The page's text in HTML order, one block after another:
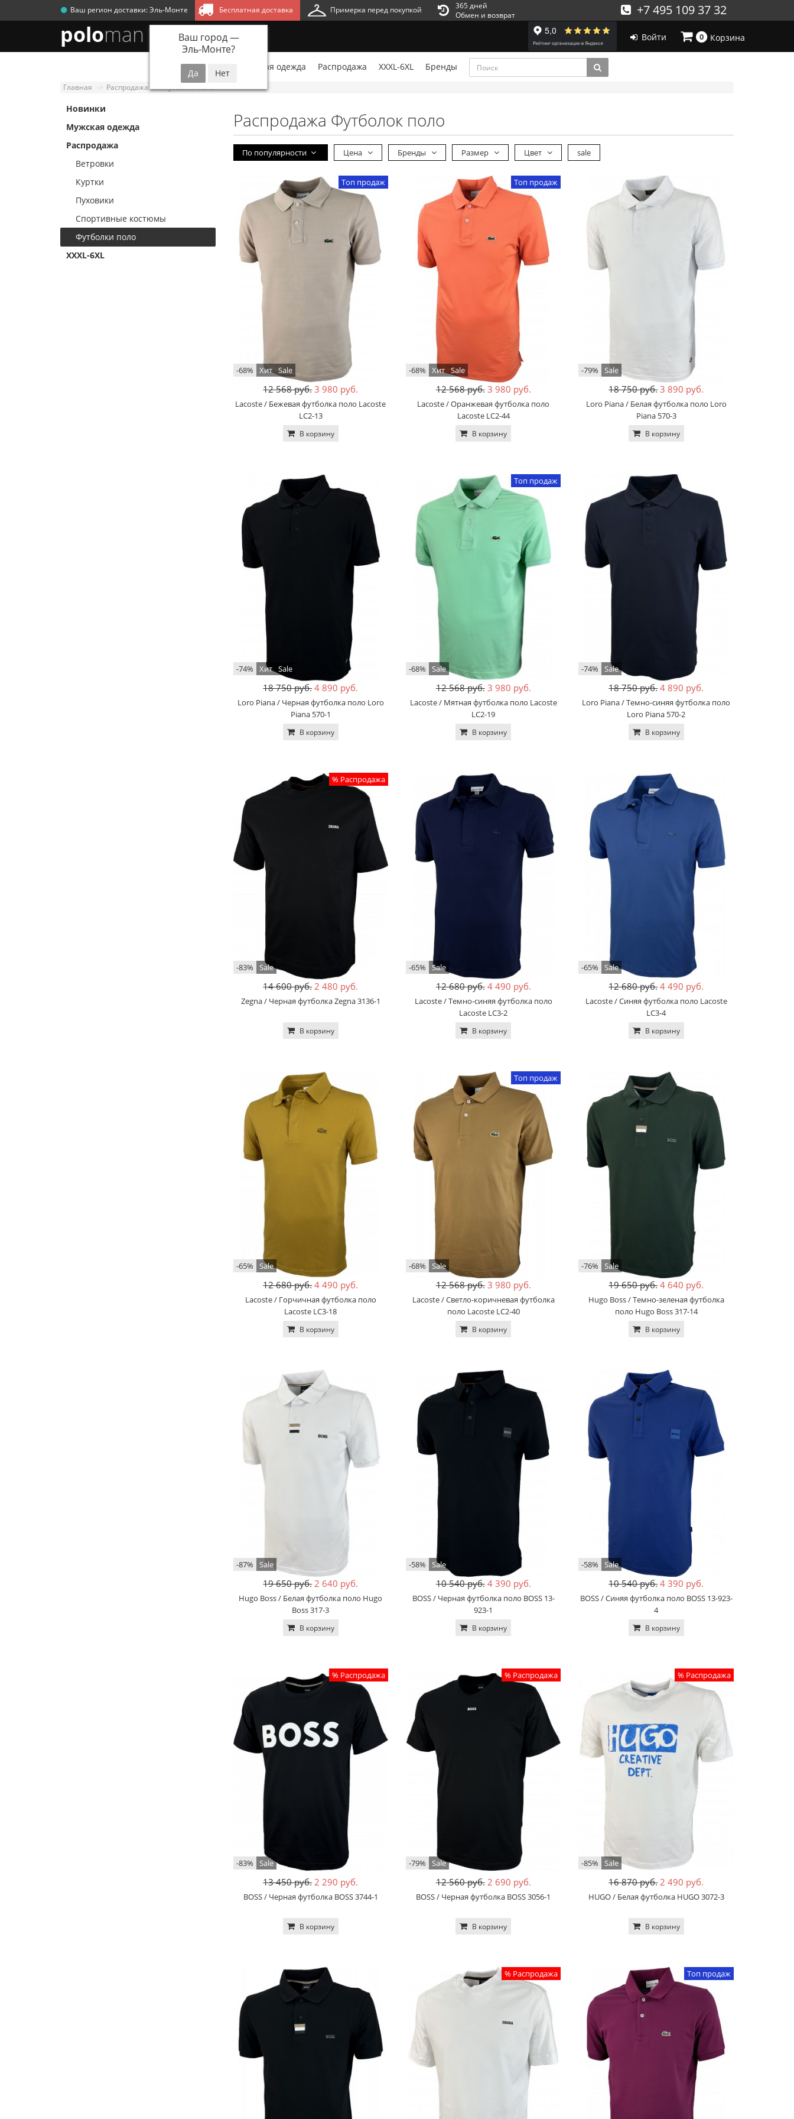
Ваш регион доставки:Эль-Монте
Ваш город —
Эль-Монте?
Бесплатная доставка Примерка перед покупкой
365 дней
Обмен и возврат
+7 495 109 37 32
Войти 0 Корзина
poloman
Новинки Мужская одежда Распродажа XXXL-6XL Бренды
Главная Распродажа Футболки поло
Новинки
Мужская одежда
Распродажа
Ветровки
Куртки
Пуховики
Спортивные костюмы
Футболки поло
XXXL-6XL
Распродажа Футболок поло
По популярности Цена Бренды Размер Цвет sale
Топ продаж
-68% Хит Sale
12 568 руб. 3 980 руб.
Lacoste / Бежевая футболка поло Lacoste
LC2-13
В корзину
Топ продаж
-68% Хит Sale
12 568 руб. 3 980 руб.
Lacoste / Оранжевая футболка поло
Lacoste LC2-44
В корзину
-79% Sale
18 750 руб. 3 890 руб.
Loro Piana / Белая футболка поло Loro
Piana 570-3
В корзину
-74% Хит Sale
18 750 руб. 4 890 руб.
Loro Piana / Черная футболка поло Loro
Piana 570-1
В корзину
Топ продаж
-68% Sale
12 568 руб. 3 980 руб.
Lacoste / Мятная футболка поло Lacoste
LC2-19
В корзину
-74% Sale
18 750 руб. 4 890 руб.
Loro Piana / Темно-синяя футболка поло
Loro Piana 570-2
В корзину
% Распродажа
-83% Sale
14 600 руб. 2 480 руб.
Zegna / Черная футболка Zegna 3136-1
В корзину
-65% Sale
12 680 руб. 4 490 руб.
Lacoste / Темно-синяя футболка поло
Lacoste LC3-2
В корзину
-65% Sale
12 680 руб. 4 490 руб.
Lacoste / Синяя футболка поло Lacoste
LC3-4
В корзину
-65% Sale
12 680 руб. 4 490 руб.
Lacoste / Горчичная футболка поло
Lacoste LC3-18
В корзину
Топ продаж
-68% Sale
12 568 руб. 3 980 руб.
Lacoste / Светло-коричневая футболка
поло Lacoste LC2-40
В корзину
-76% Sale
19 650 руб. 4 640 руб.
Hugo Boss / Темно-зеленая футболка
поло Hugo Boss 317-14
В корзину
-87% Sale
19 650 руб. 2 640 руб.
Hugo Boss / Белая футболка поло Hugo
Boss 317-3
В корзину
-58% Sale
10 540 руб. 4 390 руб.
BOSS / Черная футболка поло BOSS 13-
923-1
В корзину
-58% Sale
10 540 руб. 4 390 руб.
BOSS / Синяя футболка поло BOSS 13-923-
4
В корзину
% Распродажа
-83% Sale
13 450 руб. 2 290 руб.
BOSS / Черная футболка BOSS 3744-1
В корзину
% Распродажа
-79% Sale
12 560 руб. 2 690 руб.
BOSS / Черная футболка BOSS 3056-1
В корзину
% Распродажа
-85% Sale
16 870 руб. 2 490 руб.
HUGO / Белая футболка HUGO 3072-3
В корзину
% Распродажа Топ продаж